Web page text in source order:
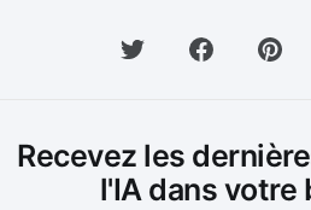
Recevez les
l'IA dans votre